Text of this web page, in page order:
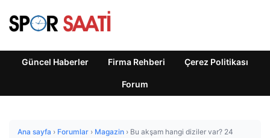
Güncel Haberler Firma Rehberi Çerez Politikası
Forum
Ana sayfa › Forumlar › Magazin › Bu akşam hangi diziler var? 24